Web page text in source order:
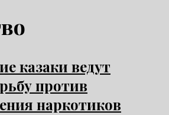
казаки ведут
против
наркотиков